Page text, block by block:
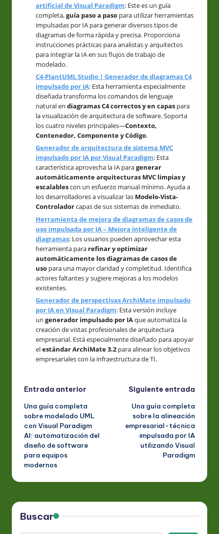
artificial de Visual Paradigm: Este es un guía
completa,guía paso a paso para utilizar herramientas
impulsadas por IA para generar diversos tipos de
diagramas de forma rápida y precisa. Proporciona
instrucciones prácticas para analistas y arquitectos
para integrar la IA en sus flujos de trabajo de
modelado.
C4-PlantUML Studio | Generador de diagramas C4
impulsado por IA: Esta herramienta especialmente
diseñada transforma los comandos de lenguaje
natural en diagramas C4 correctos y en capas para
la visualización de arquitectura de software. Soporta
los cuatro niveles principales—Contexto,
Contenedor, Componente y Código.
Generador de arquitectura de sistema MVC
impulsado por IA por Visual Paradigm: Esta
característica aprovecha la IA paragenerar
automáticamente arquitecturas MVC limpias y
escalablescon un esfuerzo manual mínimo. Ayuda a
los desarrolladores a visualizar las Modelo-Vista-
Controladorcapas de sus sistemas de inmediato.
Herramienta de mejora de diagramas de casos de
uso impulsada por IA – Mejora inteligente de
diagramas: Los usuarios pueden aprovechar esta
herramienta para refinar y optimizar
automáticamente los diagramas de casos de
uso para una mayor claridad y completitud. Identifica
actores faltantes y sugiere mejoras a los modelos
existentes.
Generador de perspectivas ArchiMate impulsado
por IA en Visual Paradigm: Esta versión incluye
un generador impulsado por IAque automatiza la
creación de vistas profesionales de arquitectura
empresarial. Está especialmente diseñado para apoyar
elestándar ArchiMate 3.2 para alinear los objetivos
empresariales con la infraestructura de TI.
Navegación
de
entradas
Entrada anterior
Una guía completa
sobre modelado UML
con Visual Paradigm
AI: automatización del
diseño de software
para equipos
modernos
Siguiente entrada
Una guía completa
sobre la alineación
empresarial-técnica
impulsada por IA
utilizando Visual
Paradigm
Buscar